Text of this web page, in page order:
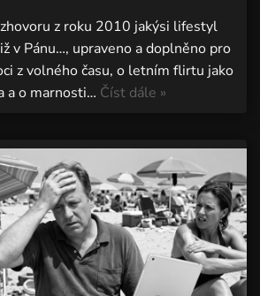
z roku 2010 jakýsi lifestyl
v Pánu…, upraveno a doplněno pro
z volného času, o letním flirtu jako
a o marnosti… Číst dále »